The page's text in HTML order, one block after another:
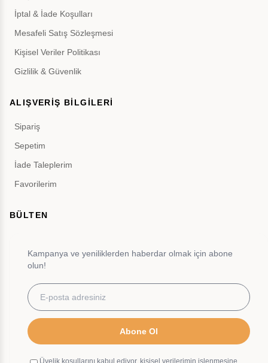
İptal & İade Koşulları
Mesafeli Satış Sözleşmesi
Kişisel Veriler Politikası
Gizlilik & Güvenlik
ALIŞVERİŞ BİLGİLERİ
Sipariş
Sepetim
İade Taleplerim
Favorilerim
BÜLTEN
Kampanya ve yeniliklerden haberdar olmak için abone
olun!
Abone Ol
Üyelik koşullarını kabul ediyor, kişisel verilerimin işlenmesine